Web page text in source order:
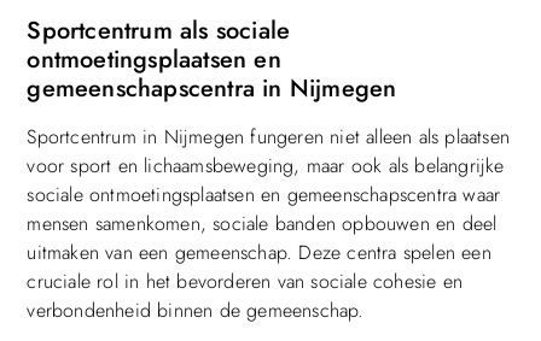
Sportcentrum als sociale
ontmoetingsplaatsen en
gemeenschapscentra in Nijmegen
Sportcentrum in Nijmegen fungeren niet alleen als plaatsen
voor sport en lichaamsbeweging, maar ook als belangrijke
sociale ontmoetingsplaatsen en gemeenschapscentra waar
mensen samenkomen, sociale banden opbouwen en deel
uitmaken van een gemeenschap. Deze centra spelen een
cruciale rol in het bevorderen van sociale cohesie en
verbondenheid binnen de gemeenschap.